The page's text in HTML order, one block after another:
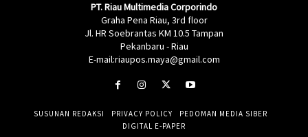
PT. Riau Multimedia Corporindo
Graha Pena Riau, 3rd floor
Jl. HR Soebrantas KM 10.5 Tampan
Pekanbaru - Riau
E-mail:riaupos.maya@gmail.com
SUSUNAN REDAKSI PRIVACY POLICY
PEDOMAN MEDIA SIBER
DIGITAL E-PAPER